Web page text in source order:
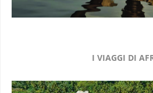
I VIAGGI DI